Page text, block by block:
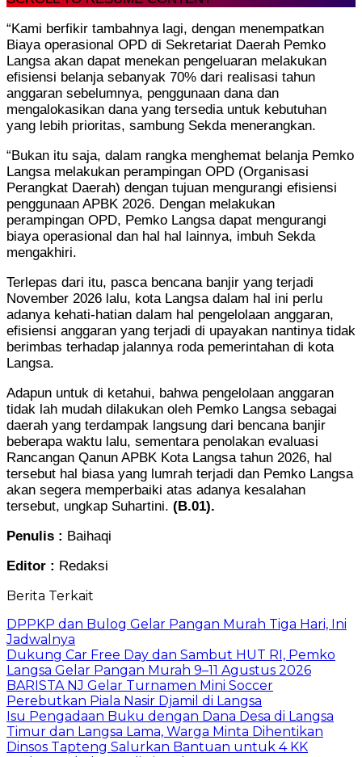
“Kami berfikir tambahnya lagi, dengan menempatkan
Biaya operasional OPD di Sekretariat Daerah Pemko
Langsa akan dapat menekan pengeluaran melakukan
efisiensi belanja sebanyak 70% dari realisasi tahun
anggaran sebelumnya, penggunaan dana dan
mengalokasikan dana yang tersedia untuk kebutuhan
yang lebih prioritas, sambung Sekda menerangkan.
“Bukan itu saja, dalam rangka menghemat belanja Pemko
Langsa melakukan perampingan OPD (Organisasi
Perangkat Daerah) dengan tujuan mengurangi efisiensi
penggunaan APBK 2026. Dengan melakukan
perampingan OPD, Pemko Langsa dapat mengurangi
biaya operasional dan hal hal lainnya, imbuh Sekda
mengakhiri.
Terlepas dari itu, pasca bencana banjir yang terjadi
November 2026 lalu, kota Langsa dalam hal ini perlu
adanya kehati-hatian dalam hal pengelolaan anggaran,
efisiensi anggaran yang terjadi di upayakan nantinya tidak
berimbas terhadap jalannya roda pemerintahan di kota
Langsa.
Adapun untuk di ketahui, bahwa pengelolaan anggaran
tidak lah mudah dilakukan oleh Pemko Langsa sebagai
daerah yang terdampak langsung dari bencana banjir
beberapa waktu lalu, sementara penolakan evaluasi
Rancangan Qanun APBK Kota Langsa tahun 2026, hal
tersebut hal biasa yang lumrah terjadi dan Pemko Langsa
akan segera memperbaiki atas adanya kesalahan
tersebut, ungkap Suhartini. (B.01).
Penulis : Baihaqi
Editor : Redaksi
Berita Terkait
DPPKP dan Bulog Gelar Pangan Murah Tiga Hari, Ini
Jadwalnya
Dukung Car Free Day dan Sambut HUT RI, Pemko
Langsa Gelar Pangan Murah 9–11 Agustus 2026
BARISTA NJ Gelar Turnamen Mini Soccer
Perebutkan Piala Nasir Djamil di Langsa
Isu Pengadaan Buku dengan Dana Desa di Langsa
Timur dan Langsa Lama, Warga Minta Dihentikan
Dinsos Tapteng Salurkan Bantuan untuk 4 KK